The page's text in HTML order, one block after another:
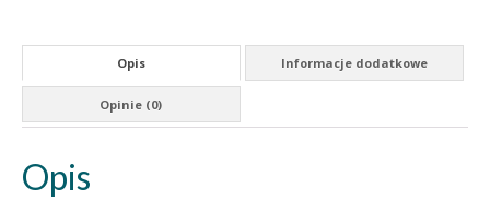
Opis Informacje dodatkowe
Opinie (0)
Opis